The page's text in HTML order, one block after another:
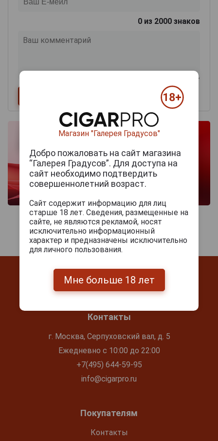
0 из 2000 знаков
Контакты
г. Москва, Серпуховский вал, д. 5
Ежедневно с 10:00 до 22:00
+7(495) 644-59-95
info@cigarpro.ru
Покупателям
Контакты
Магазин "Галерея Градусов"
Добро пожаловать на сайт магазина
“Галерея Градусов”. Для доступа на
сайт необходимо подтвердить
совершеннолетний возраст.
Сайт содержит информацию для лиц
старше 18 лет. Сведения, размещенные на
сайте, не являются рекламой, носят
исключительно информационный
характер и предназначены исключительно
для личного пользования.
Мне больше 18 лет